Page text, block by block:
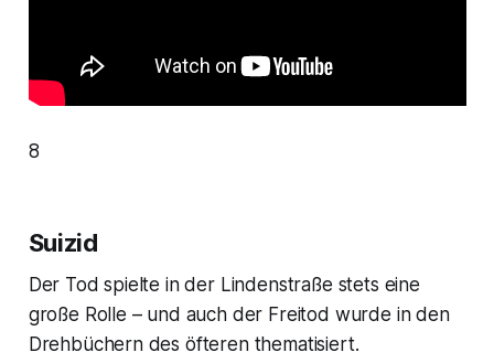
8
Suizid
Der Tod spielte in der Lindenstraße stets eine
große Rolle – und auch der Freitod wurde in den
Drehbüchern des öfteren thematisiert.